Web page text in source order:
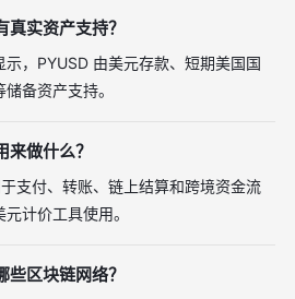
真实资产支持？
示，PYUSD 由美元存款、短期美国国
备资产支持。
来做什么？
支付、转账、链上结算和跨境资金流
计价工具使用。
些区块链网络？